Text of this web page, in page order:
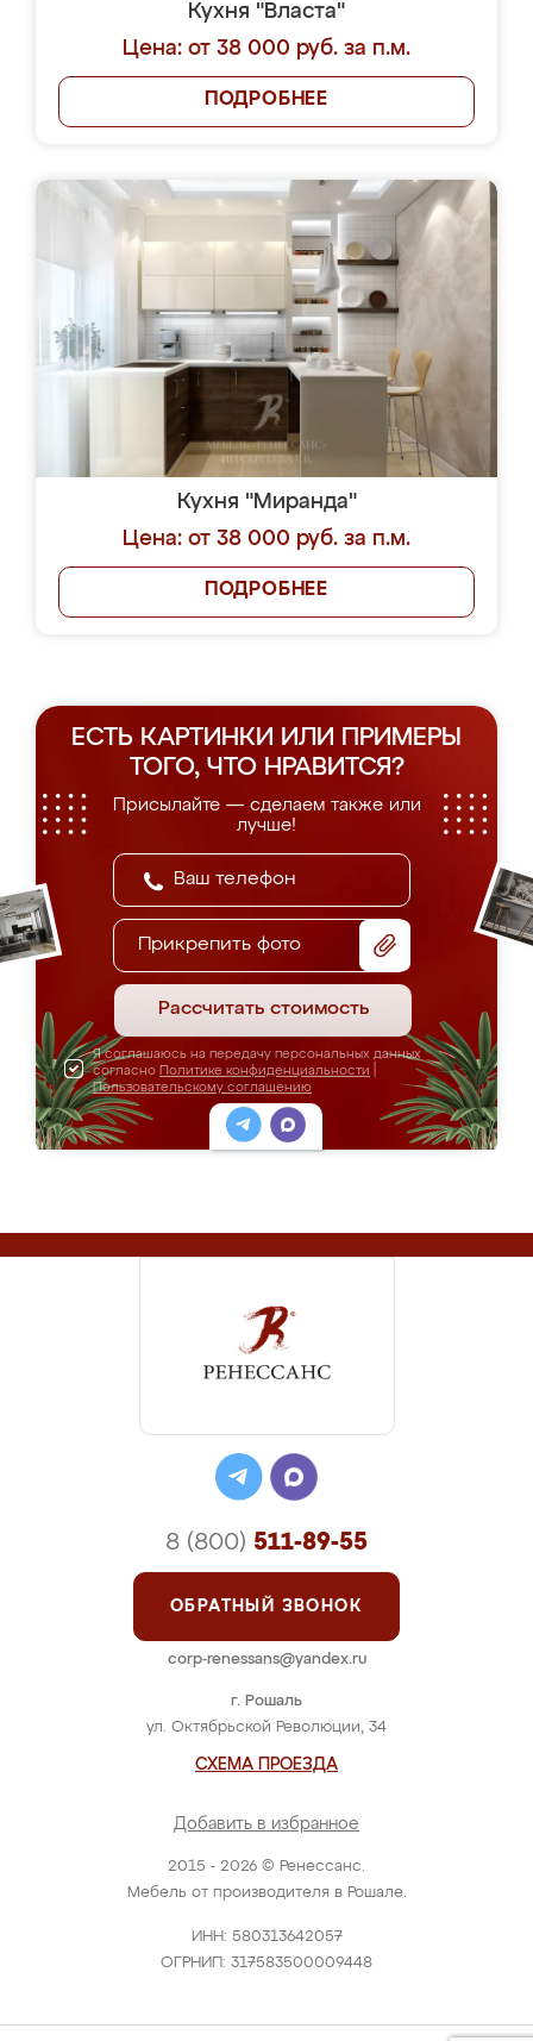
Кухня "Власта"
Цена: от 38 000 руб. за п.м.
ПОДРОБНЕЕ
Кухня "Миранда"
Цена: от 38 000 руб. за п.м.
ПОДРОБНЕЕ
ЕСТЬ КАРТИНКИ ИЛИ ПРИМЕРЫ
ТОГО, ЧТО НРАВИТСЯ?
Присылайте — сделаем также или
лучше!
Прикрепить фото
Рассчитать стоимость
Я соглашаюсь на передачу персональных данных
согласно Политике конфиденциальности
Пользовательскому соглашению
2015 - 2026 © Ренессанс.
Мебель от производителя в Рошале.
ИНН: 580313642057
ОГРНИП: 317583500009448
г. Рошаль
ул. Октябрьской Революции, 34
СХЕМА ПРОЕЗДА
Добавить в избранное
8 (800) 511-89-55
ОБРАТНЫЙ ЗВОНОК
corp-renessans@yandex.ru